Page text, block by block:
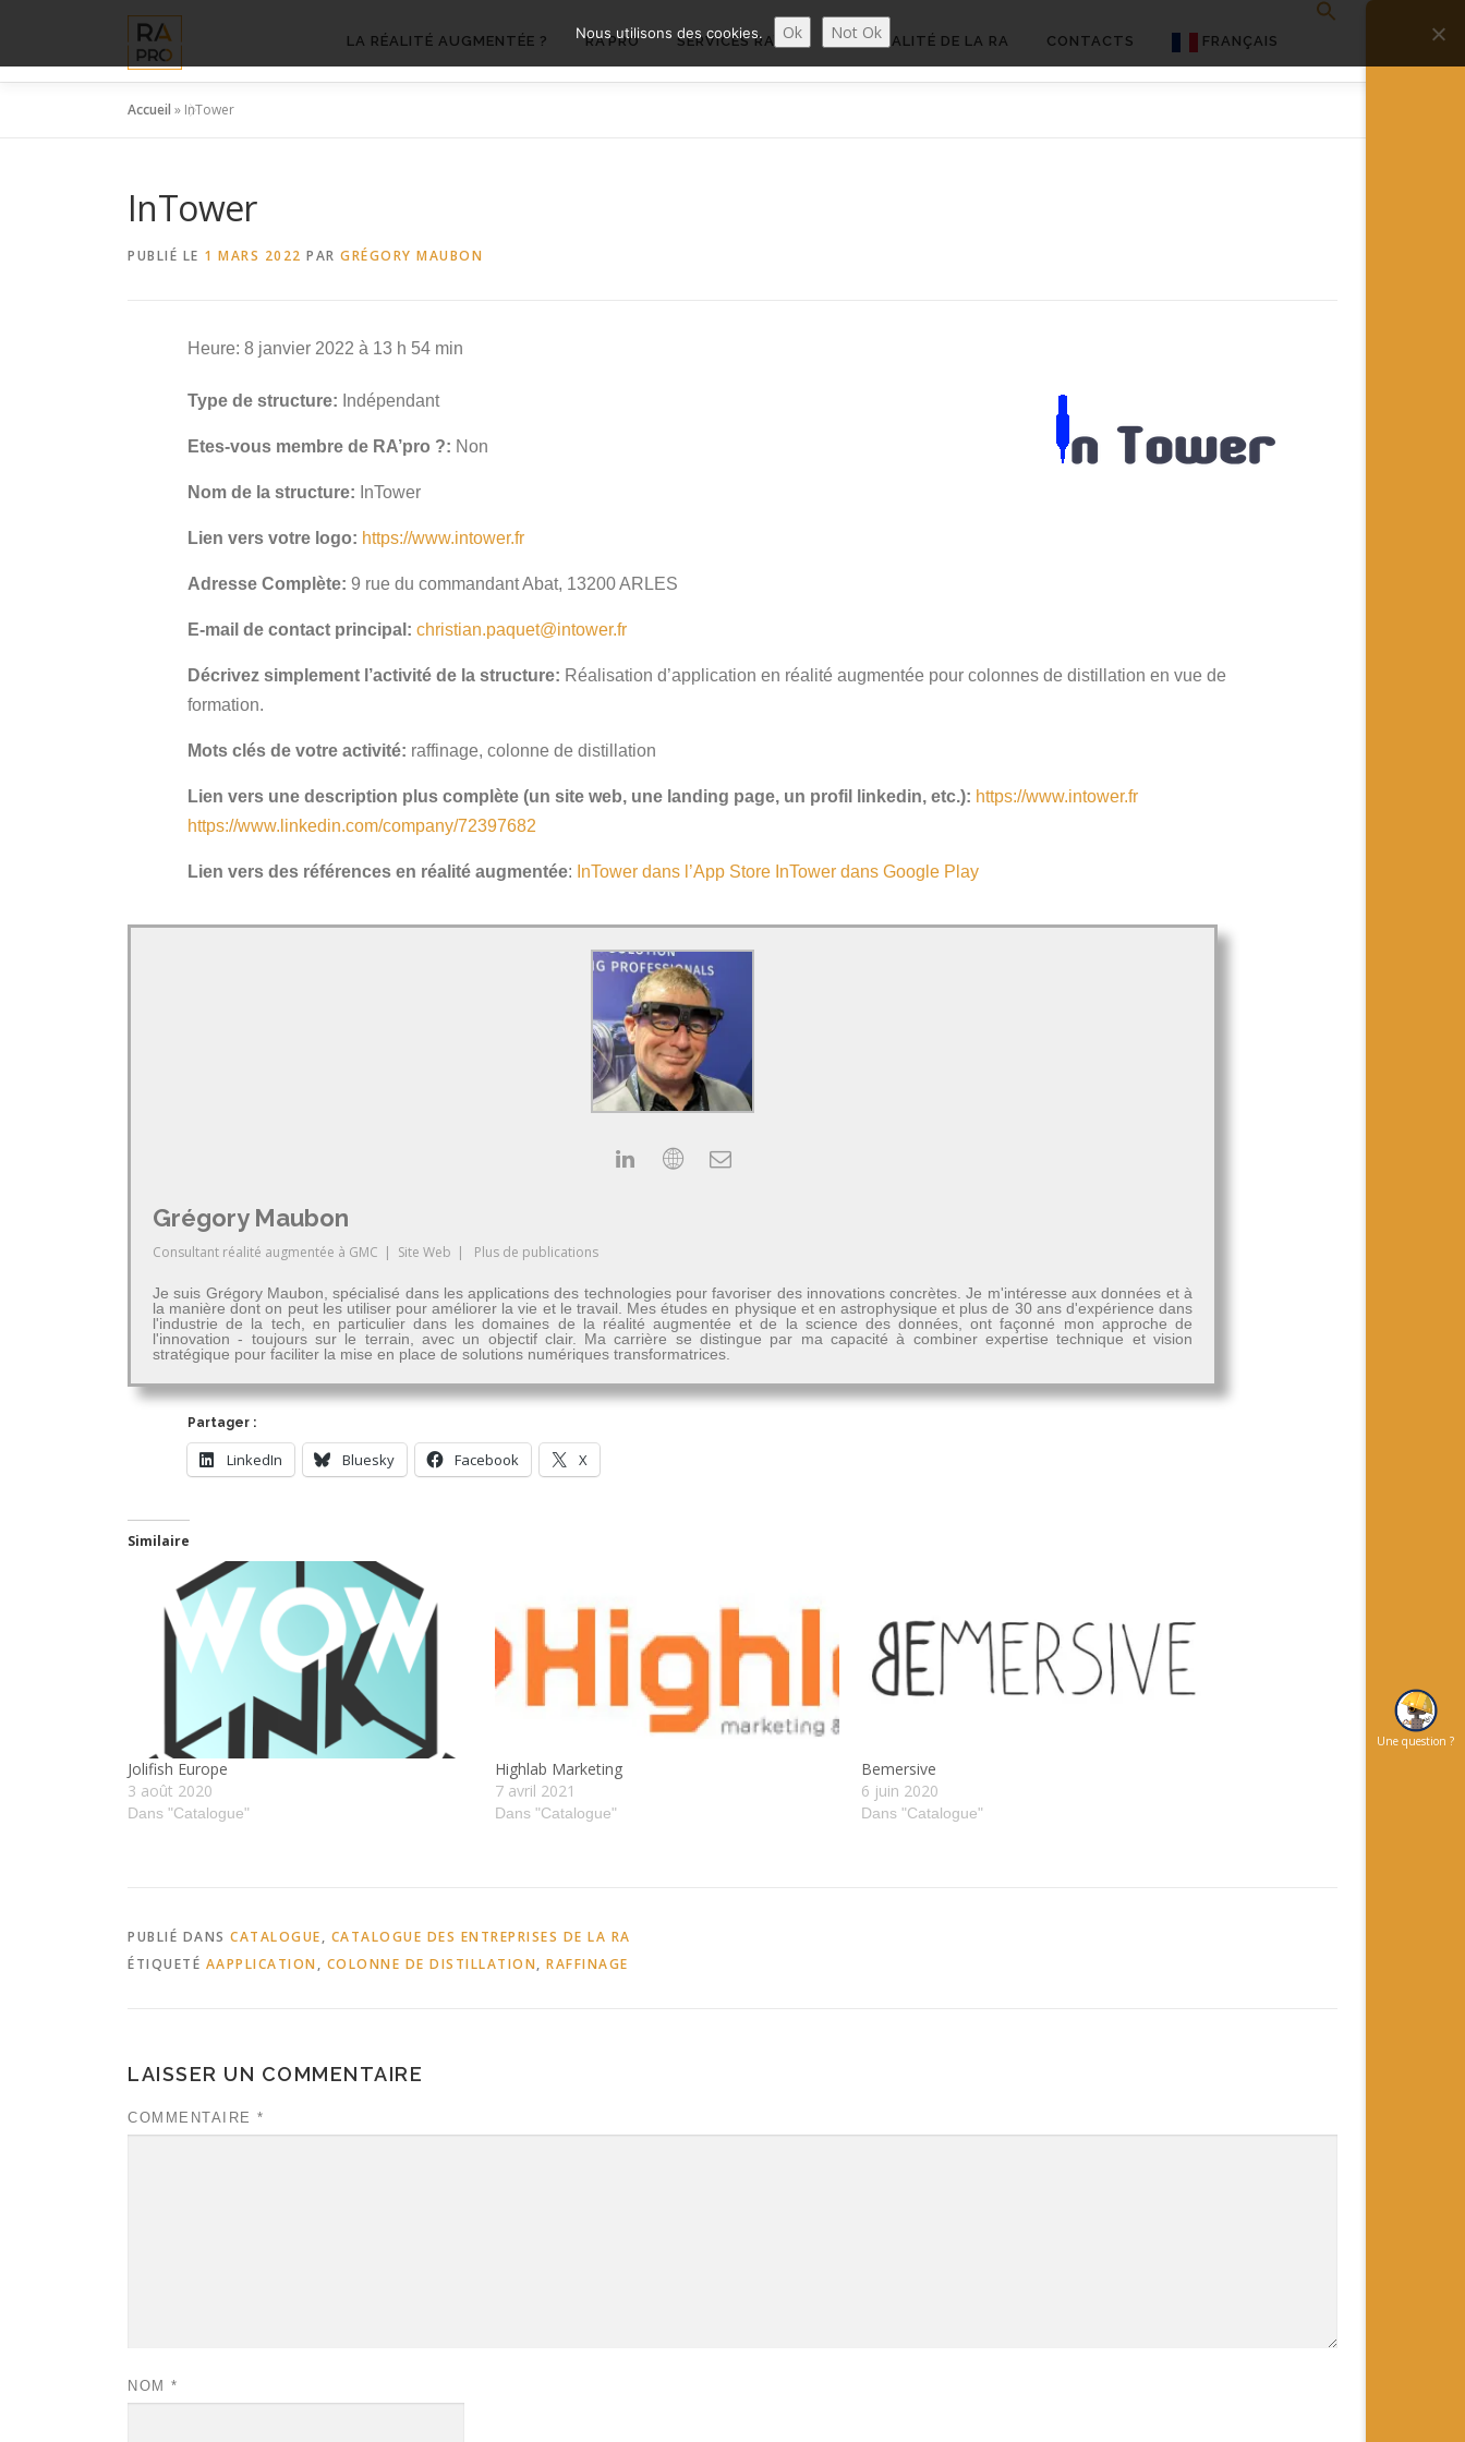
contenu
LA RÉALITÉ AUGMENTÉE ? RA’PRO SERVICES RA’PRO ACTUALITÉ DE LA RA CONTACTS FRANÇAIS
Accueil » InTower
InTower
PUBLIÉ LE 1 MARS 2022 PAR GRÉGORY MAUBON
Heure: 8 janvier 2022 à 13 h 54 min
Type de structure: Indépendant
Etes-vous membre de RA’pro ?: Non
Nom de la structure: InTower
Lien vers votre logo: https://www.intower.fr
Adresse Complète: 9 rue du commandant Abat, 13200 ARLES
E-mail de contact principal: christian.paquet@intower.fr
Décrivez simplement l’activité de la structure: Réalisation d’application en réalité augmentée pour colonnes de distillation en vue de
formation.
Mots clés de votre activité: raffinage, colonne de distillation
Lien vers une description plus complète (un site web, une landing page, un profil linkedin, etc.): https://www.intower.fr
https://www.linkedin.com/company/72397682
Lien vers des références en réalité augmentée: ‎InTower dans l’App Store ‎InTower dans Google Play
Grégory Maubon
Consultant réalité augmentée à GMC | Site Web | Plus de publications
Je suis Grégory Maubon, spécialisé dans les applications des technologies pour favoriser des innovations concrètes. Je m'intéresse aux données et à
la manière dont on peut les utiliser pour améliorer la vie et le travail. Mes études en physique et en astrophysique et plus de 30 ans d'expérience dans
l'industrie de la tech, en particulier dans les domaines de la réalité augmentée et de la science des données, ont façonné mon approche de
l'innovation - toujours sur le terrain, avec un objectif clair. Ma carrière se distingue par ma capacité à combiner expertise technique et vision
stratégique pour faciliter la mise en place de solutions numériques transformatrices.
Partager :
LinkedIn Bluesky Facebook X
Similaire
Jolifish Europe
3 août 2020
Dans "Catalogue"
Highlab Marketing
7 avril 2021
Dans "Catalogue"
Bemersive
6 juin 2020
Dans "Catalogue"
PUBLIÉ DANS CATALOGUE, CATALOGUE DES ENTREPRISES DE LA RA
ÉTIQUETÉ AAPPLICATION , COLONNE DE DISTILLATION, RAFFINAGE
LAISSER UN COMMENTAIRE
COMMENTAIRE *
NOM *
Une question ?
Nous utilisons des cookies. Ok Not Ok